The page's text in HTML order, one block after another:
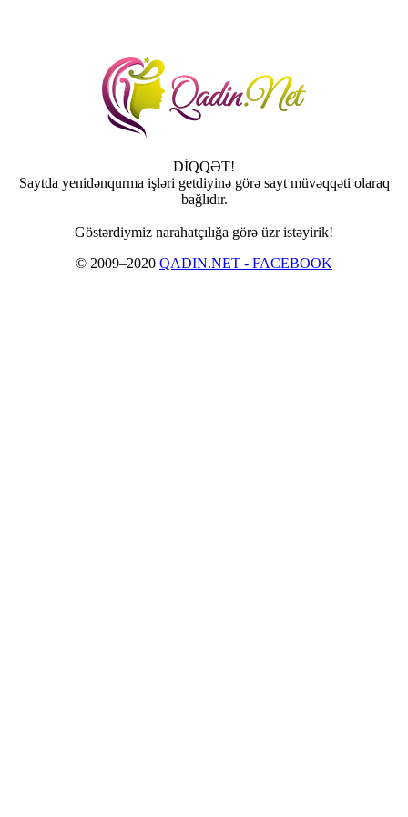
DİQQƏT!
Saytda yenidənqurma işləri getdiyinə görə sayt müvəqqəti olaraq
bağlıdır.
Göstərdiymiz narahatçılığa görə üzr istəyirik!
© 2009–2020 QADIN.NET - FACEBOOK